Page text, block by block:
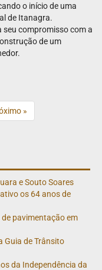
o início de uma
de Itanagra.
seu compromisso com a
de um
»
e Souto Soares
os 64 anos de
pavimentação em
Guia de Trânsito
da Independência da